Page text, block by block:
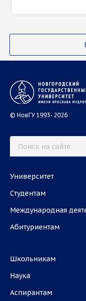
© НовГУ 1993- 2026
Университет
Студентам
Международная
Абитуриентам
Школьникам
Наука
Аспирантам